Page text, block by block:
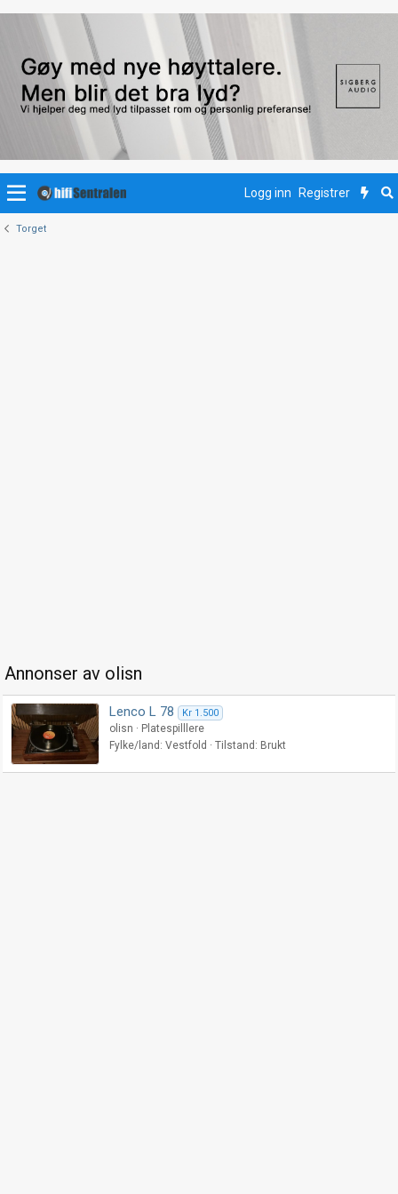
Logg inn Registrer
Torget
Annonser av olisn
Lenco L 78 Kr 1.500
olisn
Platespilllere
Fylke/land Vestfold Tilstand Brukt